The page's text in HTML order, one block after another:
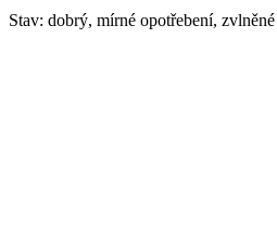
Stav: dobrý, mírné opotřebení,